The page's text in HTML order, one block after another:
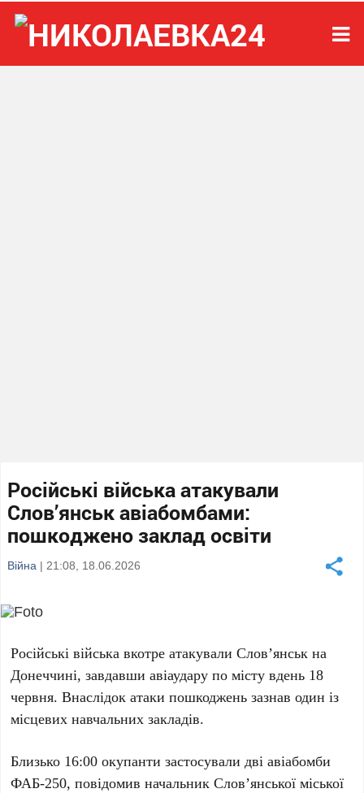
Російські війська атакували
Слов’янськ авіабомбами:
пошкоджено заклад освіти
Війна | 21:08, 18.06.2026
Російські війська вкотре атакувалиСлов’янськ на
Донеччині, завдавши авіаудару по місту вдень 18
червня. Внаслідок атаки пошкоджень зазнав один із
місцевих навчальних закладів.
Близько 16:00 окупанти застосували дві авіабомби
ФАБ-250, повідомив начальник Слов’янської міської